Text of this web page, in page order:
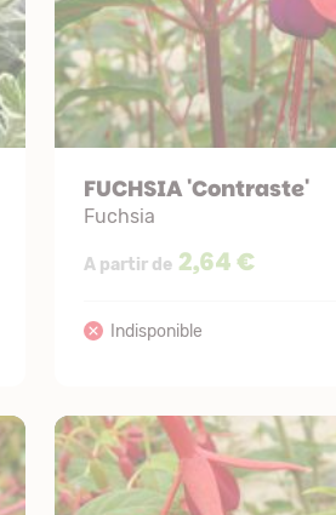
FUCHSIA 'Contraste'
Fuchsia
A partir de 2,64 €